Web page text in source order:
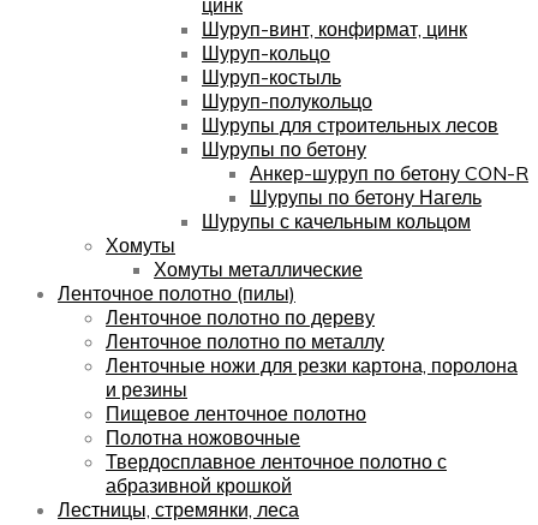
Шуруп-винт, конфирмат, цинк
Шуруп-кольцо
Шуруп-костыль
Шуруп-полукольцо
Шурупы для строительных лесов
Шурупы по бетону
Анкер-шуруп по бетону CON-R
Шурупы по бетону Нагель
Шурупы с качельным кольцом
Хомуты
Хомуты металлические
Ленточное полотно (пилы)
Ленточное полотно по дереву
Ленточное полотно по металлу
Ленточные ножи для резки картона, поролона
и резины
Пищевое ленточное полотно
Полотна ножовочные
Твердосплавное ленточное полотно с
абразивной крошкой
Лестницы, стремянки, леса